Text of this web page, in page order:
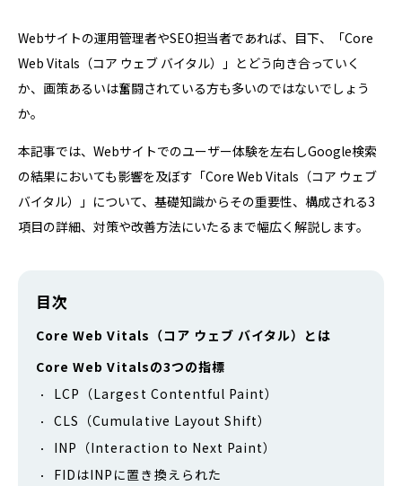
Webサイトの運用管理者やSEO担当者であれば、目下、「Core
Web Vitals（コア ウェブ バイタル）」とどう向き合っていく
か、画策あるいは奮闘されている方も多いのではないでしょう
か。
本記事では、Webサイトでのユーザー体験を左右しGoogle検索
の結果においても影響を及ぼす「Core Web Vitals（コア ウェブ
バイタル）」について、基礎知識からその重要性、構成される3
項目の詳細、対策や改善方法にいたるまで幅広く解説します。
目次
Core Web Vitals（コア ウェブ バイタル）とは
Core Web Vitalsの3つの指標
LCP（Largest Contentful Paint）
CLS（Cumulative Layout Shift）
INP（Interaction to Next Paint）
FIDはINPに置き換えられた